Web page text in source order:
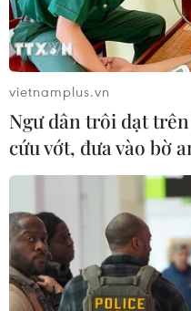
Lở đất tại Philippines
người thiệt mạng
06/08/2026 15:06
Trung Quốc thử
cao tốc xuyên vùng đất
vĩnh cửu
06/08/2026 12:35
vietnamplus.vn
Ngư dân trôi dạt
cứu vớt, đưa vào bờ